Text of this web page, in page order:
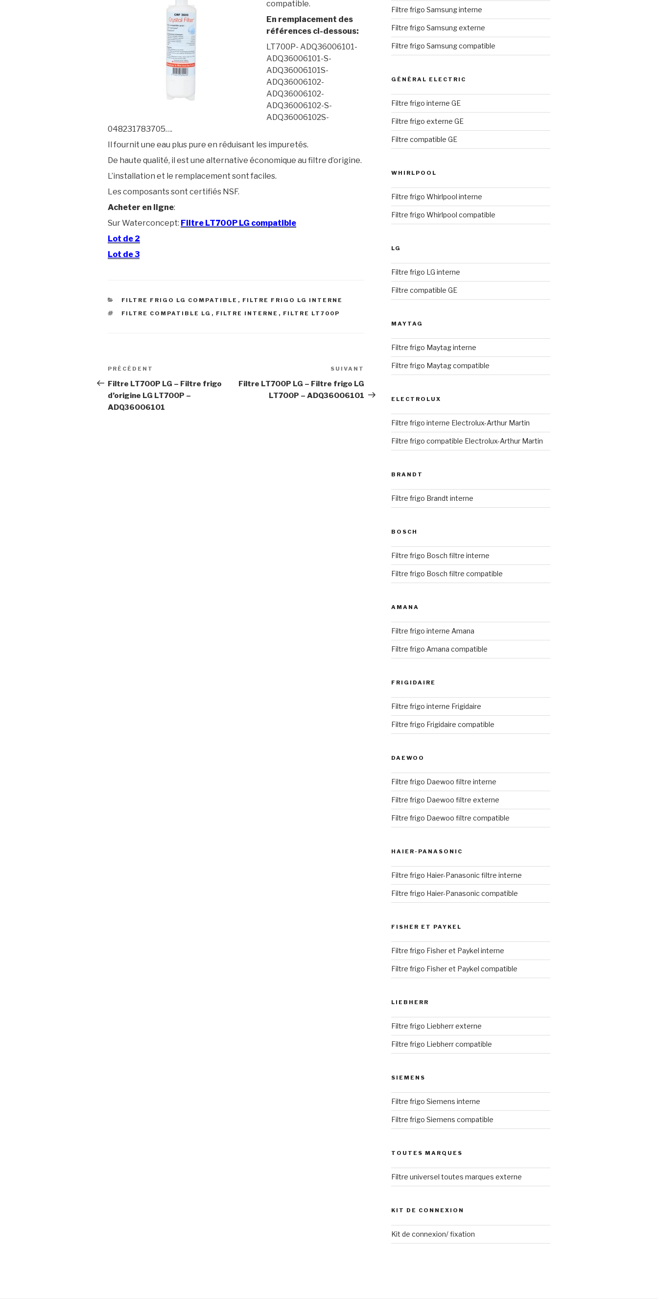
compatible.
En remplacement des
références ci-dessous:
LT700P- ADQ36006101-
ADQ36006101-S-
ADQ36006101S-
ADQ36006102-
ADQ36006102-
ADQ36006102-S-
ADQ36006102S-
048231783705….
Il fournit une eau plus pure en réduisant les impuretés.
De haute qualité, il est une alternative économique au filtre d’origine.
L’installation et le remplacement sont faciles.
Les composants sont certifiés NSF.
Acheter en ligne:
Sur Waterconcept: Filtre LT700P LG compatible
Lot de 2
Lot de 3
CATÉGORIES
FILTRE FRIGO LG COMPATIBLE , FILTRE FRIGO LG INTERNE
ÉTIQUETTES
FILTRE COMPATIBLE LG , FILTRE INTERNE , FILTRE LT700P
Navigation
de
l’article
Article
précédent
PRÉCÉDENT
Filtre LT700P LG – Filtre frigo
d’origine LG LT700P –
ADQ36006101
Article
SUIVANT
Filtre LT700P LG – Filtre frigo LG
LT700P – ADQ36006101
Filtre frigo Samsung interne
Filtre frigo Samsung externe
Filtre frigo Samsung compatible
GÉNÉRAL ELECTRIC
Filtre frigo interne GE
Filtre frigo externe GE
Filtre compatible GE
WHIRLPOOL
Filtre frigo Whirlpool interne
Filtre frigo Whirlpool compatible
LG
Filtre frigo LG interne
Filtre compatible GE
MAYTAG
Filtre frigo Maytag interne
Filtre frigo Maytag compatible
ELECTROLUX
Filtre frigo interne Electrolux-Arthur Martin
Filtre frigo compatible Electrolux-Arthur Martin
BRANDT
Filtre frigo Brandt interne
BOSCH
Filtre frigo Bosch filtre interne
Filtre frigo Bosch filtre compatible
AMANA
Filtre frigo interne Amana
Filtre frigo Amana compatible
FRIGIDAIRE
Filtre frigo interne Frigidaire
Filtre frigo Frigidaire compatible
DAEWOO
Filtre frigo Daewoo filtre interne
Filtre frigo Daewoo filtre externe
Filtre frigo Daewoo filtre compatible
HAIER-PANASONIC
Filtre frigo Haier-Panasonic filtre interne
Filtre frigo Haier-Panasonic compatible
FISHER ET PAYKEL
Filtre frigo Fisher et Paykel interne
Filtre frigo Fisher et Paykel compatible
LIEBHERR
Filtre frigo Liebherr externe
Filtre frigo Liebherr compatible
SIEMENS
Filtre frigo Siemens interne
Filtre frigo Siemens compatible
TOUTES MARQUES
Filtre universel toutes marques externe
KIT DE CONNEXION
Kit de connexion/ fixation